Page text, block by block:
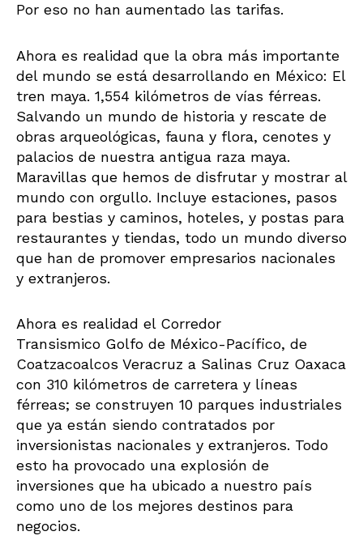
Por eso no han aumentado las tarifas.
Ahora es realidad que la obra más importante
del mundo se está desarrollando en México: El
tren maya. 1,554 kilómetros de vías férreas.
Salvando un mundo de historia y rescate de
obras arqueológicas, fauna y flora, cenotes y
palacios de nuestra antigua raza maya.
Maravillas que hemos de disfrutar y mostrar al
mundo con orgullo. Incluye estaciones, pasos
para bestias y caminos, hoteles, y postas para
restaurantes y tiendas, todo un mundo diverso
que han de promover empresarios nacionales
y extranjeros.
Ahora es realidad el Corredor
Transismico Golfo de México-Pacífico, de
Coatzacoalcos Veracruz a Salinas Cruz Oaxaca
con 310 kilómetros de carretera y líneas
férreas; se construyen 10 parques industriales
que ya están siendo contratados por
inversionistas nacionales y extranjeros. Todo
esto ha provocado una explosión de
inversiones que ha ubicado a nuestro país
como uno de los mejores destinos para
negocios.